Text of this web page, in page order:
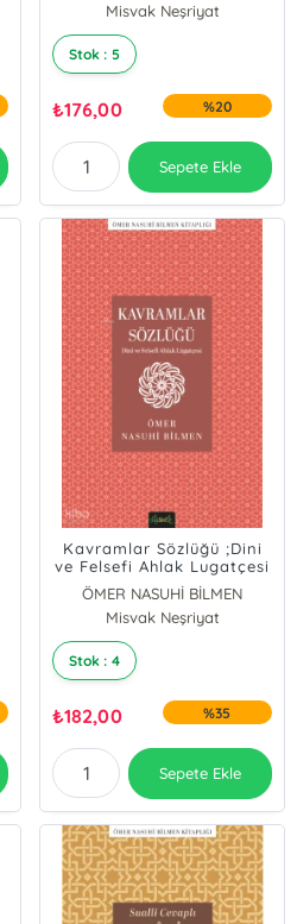
Misvak Neşriyat
Stok : 5
₺176,00 %20
Sepete Ekle
Kavramlar Sözlüğü ;Dini
ve Felsefi Ahlak Lugatçesi
ÖMER NASUHİ BİLMEN
Misvak Neşriyat
Stok : 4
₺182,00 %35
Sepete Ekle